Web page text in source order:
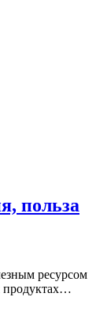
польза
ресурсом
продуктах…